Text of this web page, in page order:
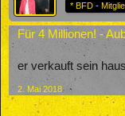
* BFD -
Für 4 Millionen! -
er verkauft sein
2. Mai 2018